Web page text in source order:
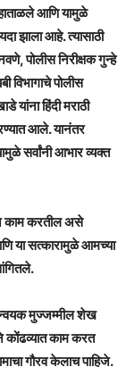
आणि यामुळे
झाला आहे. त्यासाठी
पोलीस निरीक्षक गुन्हे
विभागाचे पोलीस
हिंदी मराठी
आले. यानंतर
सर्वांनी आभार व्यक्त
काम करतील असे
या सत्कारामुळे आमच्या
मुज्जम्मील शेख
कोंढव्यात काम करत
गौरव केलाच पाहिजे.